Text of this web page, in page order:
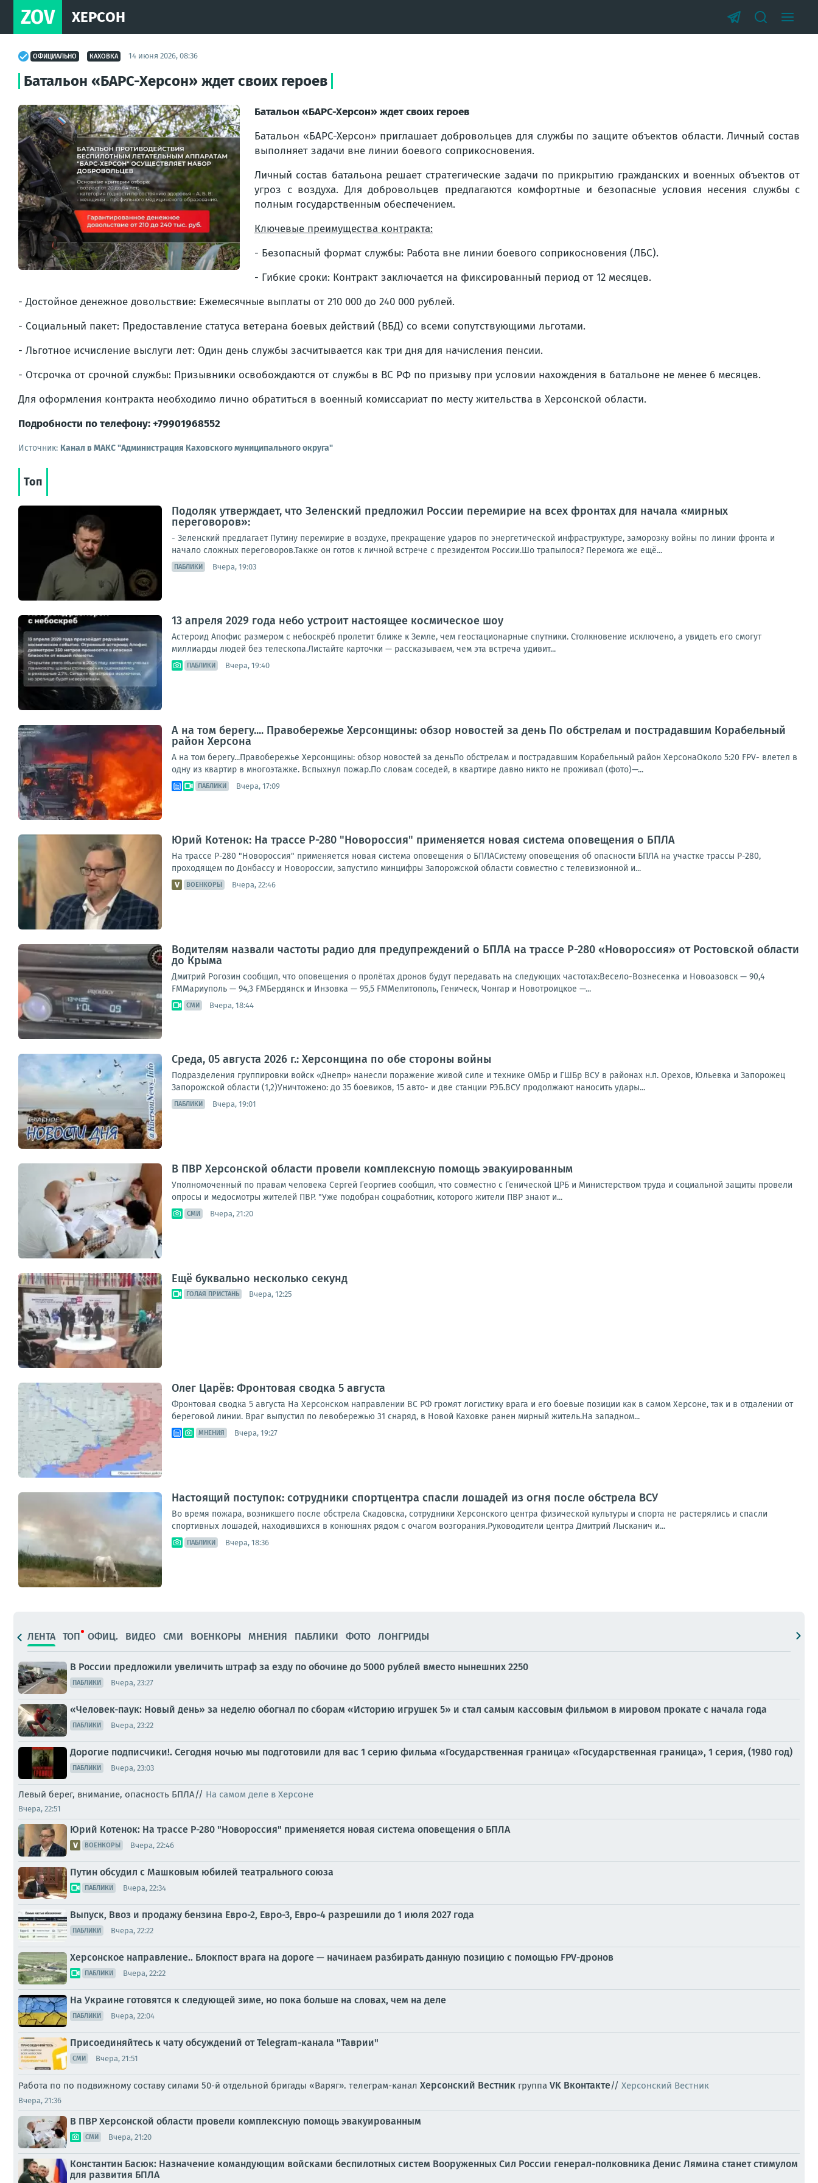
ZOV ХЕРСОН
ОФИЦИАЛЬНО КАХОВКА 14 июня 2026, 08:36
Батальон «БАРС-Херсон» ждет своих героев
Батальон «БАРС-Херсон» ждет своих героев
Батальон «БАРС-Херсон» приглашает добровольцев для службы по защите объектов области. Личный состав
выполняет задачи вне линии боевого соприкосновения.
Личный состав батальона решает стратегические задачи по прикрытию гражданских и военных объектов от
угроз с воздуха. Для добровольцев предлагаются комфортные и безопасные условия несения службы с
полным государственным обеспечением.
Ключевые преимущества контракта:
- Безопасный формат службы: Работа вне линии боевого соприкосновения (ЛБС).
- Гибкие сроки: Контракт заключается на фиксированный период от 12 месяцев.
- Достойное денежное довольствие: Ежемесячные выплаты от 210 000 до 240 000 рублей.
- Социальный пакет: Предоставление статуса ветерана боевых действий (ВБД) со всеми сопутствующими льготами.
- Льготное исчисление выслуги лет: Один день службы засчитывается как три дня для начисления пенсии.
- Отсрочка от срочной службы: Призывники освобождаются от службы в ВС РФ по призыву при условии нахождения в батальоне не менее 6 месяцев.
Для оформления контракта необходимо лично обратиться в военный комиссариат по месту жительства в Херсонской области.
Подробности по телефону: +79901968552
Источник: Канал в МАКС "Администрация Каховского муниципального округа"
Топ
Подоляк утверждает, что Зеленский предложил России перемирие на всех фронтах для начала «мирных
переговоров»:
- Зеленский предлагает Путину перемирие в воздухе, прекращение ударов по энергетической инфраструктуре, заморозку войны по линии фронта и
начало сложных переговоров.Также он готов к личной встрече с президентом России.Шо трапылося? Перемога же ещё...
ПАБЛИКИ Вчера, 19:03
13 апреля 2029 года небо устроит настоящее космическое шоу
Астероид Апофис размером с небоскрёб пролетит ближе к Земле, чем геостационарные спутники. Столкновение исключено, а увидеть его смогут
миллиарды людей без телескопа.Листайте карточки — рассказываем, чем эта встреча удивит...
ПАБЛИКИ Вчера, 19:40
А на том берегу.... Правобережье Херсонщины: обзор новостей за день По обстрелам и пострадавшим Корабельный
район Херсона
А на том берегу...Правобережье Херсонщины: обзор новостей за деньПо обстрелам и пострадавшим Корабельный район ХерсонаОколо 5:20 FPV- влетел в
одну из квартир в многоэтажке. Вспыхнул пожар.По словам соседей, в квартире давно никто не проживал (фото)—...
ПАБЛИКИ Вчера, 17:09
Юрий Котенок: На трассе Р-280 "Новороссия" применяется новая система оповещения о БПЛА
На трассе Р-280 "Новороссия" применяется новая система оповещения о БПЛАСистему оповещения об опасности БПЛА на участке трассы Р-280,
проходящем по Донбассу и Новороссии, запустило минцифры Запорожской области совместно с телевизионной и...
ВОЕНКОРЫ Вчера, 22:46
Водителям назвали частоты радио для предупреждений о БПЛА на трассе Р-280 «Новороссия» от Ростовской области
до Крыма
Дмитрий Рогозин сообщил, что оповещения о пролётах дронов будут передавать на следующих частотах:Весело-Вознесенка и Новоазовск — 90,4
FMМариуполь — 94,3 FMБердянск и Инзовка — 95,5 FMМелитополь, Геническ, Чонгар и Новотроицкое —...
СМИ Вчера, 18:44
Среда, 05 августа 2026 г.: Херсонщина по обе стороны войны
Подразделения группировки войск «Днепр» нанесли поражение живой силе и технике ОМБр и ГШБр ВСУ в районах н.п. Орехов, Юльевка и Запорожец
Запорожской области (1,2)Уничтожено: до 35 боевиков, 15 авто- и две станции РЭБ.ВСУ продолжают наносить удары...
ПАБЛИКИ Вчера, 19:01
В ПВР Херсонской области провели комплексную помощь эвакуированным
Уполномоченный по правам человека Сергей Георгиев сообщил, что совместно с Генической ЦРБ и Министерством труда и социальной защиты провели
опросы и медосмотры жителей ПВР. "Уже подобран соцработник, которого жители ПВР знают и...
СМИ Вчера, 21:20
Ещё буквально несколько секунд
ГОЛАЯ ПРИСТАНЬ Вчера, 12:25
Олег Царёв: Фронтовая сводка 5 августа
Фронтовая сводка 5 августа На Херсонском направлении ВС РФ громят логистику врага и его боевые позиции как в самом Херсоне, так и в отдалении от
береговой линии. Враг выпустил по левобережью 31 снаряд, в Новой Каховке ранен мирный житель.На западном...
МНЕНИЯ Вчера, 19:27
Настоящий поступок: сотрудники спортцентра спасли лошадей из огня после обстрела ВСУ
Во время пожара, возникшего после обстрела Скадовска, сотрудники Херсонского центра физической культуры и спорта не растерялись и спасли
спортивных лошадей, находившихся в конюшнях рядом с очагом возгорания.Руководители центра Дмитрий Лысканич и...
ПАБЛИКИ Вчера, 18:36
ЛЕНТА ТОП ОФИЦ. ВИДЕО СМИ ВОЕНКОРЫ МНЕНИЯ ПАБЛИКИ ФОТО ЛОНГРИДЫ
В России предложили увеличить штраф за езду по обочине до 5000 рублей вместо нынешних 2250
ПАБЛИКИ Вчера, 23:27
«Человек-паук: Новый день» за неделю обогнал по сборам «Историю игрушек 5» и стал самым кассовым фильмом в мировом прокате с начала года
ПАБЛИКИ Вчера, 23:22
Дорогие подписчики!. Сегодня ночью мы подготовили для вас 1 серию фильма «Государственная граница» «Государственная граница», 1 серия, (1980 год)
ПАБЛИКИ Вчера, 23:03
Левый берег, внимание, опасность БПЛА// На самом деле в Херсоне
Вчера, 22:51
Юрий Котенок: На трассе Р-280 "Новороссия" применяется новая система оповещения о БПЛА
ВОЕНКОРЫ Вчера, 22:46
Путин обсудил с Машковым юбилей театрального союза
ПАБЛИКИ Вчера, 22:34
Выпуск, Ввоз и продажу бензина Евро-2, Евро-3, Евро-4 разрешили до 1 июля 2027 года
ПАБЛИКИ Вчера, 22:22
Херсонское направление.. Блокпост врага на дороге — начинаем разбирать данную позицию с помощью FPV-дронов
ПАБЛИКИ Вчера, 22:22
На Украине готовятся к следующей зиме, но пока больше на словах, чем на деле
ПАБЛИКИ Вчера, 22:04
Присоединяйтесь к чату обсуждений от Telegram-канала "Таврии"
СМИ Вчера, 21:51
Работа по по подвижному составу силами 50-й отдельной бригады «Варяг». телеграм-канал Херсонский Вестник группа VK Вконтакте// Херсонский Вестник
Вчера, 21:36
В ПВР Херсонской области провели комплексную помощь эвакуированным
СМИ Вчера, 21:20
Константин Басюк: Назначение командующим войсками беспилотных систем Вооруженных Сил России генерал-полковника Денис Лямина станет стимулом
для развития БПЛА